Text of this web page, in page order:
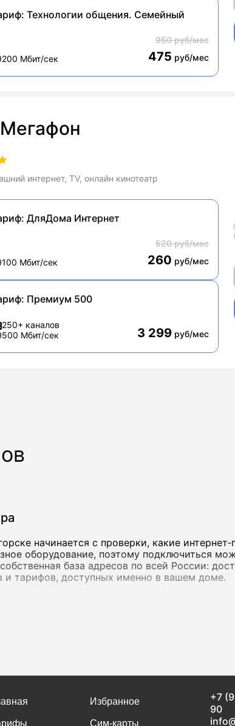
Технологии общения. Семейный
200 Мбит/сек
950 руб/мес
475 руб/мес
Мегафон
интернет, TV, онлайн кинотеатр
ДляДома Интернет
100 Мбит/сек
520 руб/мес
260 руб/мес
Премиум 500
250+ каналов
500 Мбит/сек
3 299руб/мес
начинается с проверки, какие
оборудование, поэтому подключиться
база адресов по всей России:
и тарифов, доступных именно в вашем доме.
как крупные федеральные
скорость, но и стабильность соединения.
Избранное
Сим-карты
+7
90